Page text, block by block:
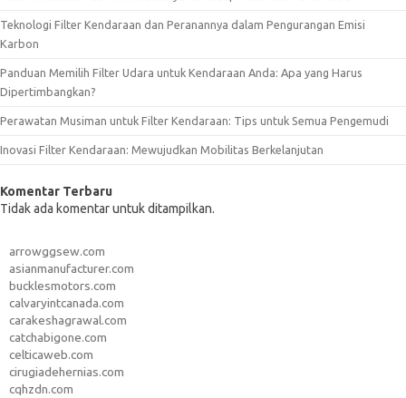
Teknologi Filter Kendaraan dan Peranannya dalam Pengurangan Emisi
Karbon
Panduan Memilih Filter Udara untuk Kendaraan Anda: Apa yang Harus
Dipertimbangkan?
Perawatan Musiman untuk Filter Kendaraan: Tips untuk Semua Pengemudi
Inovasi Filter Kendaraan: Mewujudkan Mobilitas Berkelanjutan
Komentar Terbaru
Tidak ada komentar untuk ditampilkan.
arrowggsew.com
asianmanufacturer.com
bucklesmotors.com
calvaryintcanada.com
carakeshagrawal.com
catchabigone.com
celticaweb.com
cirugiadehernias.com
cqhzdn.com